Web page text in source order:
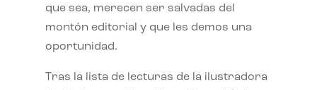
que sea, merecen ser salvadas del
montón editorial y que les demos una
oportunidad.
Tras la lista de lecturas de la ilustradora